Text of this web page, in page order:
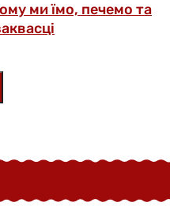
ми їмо, печемо та